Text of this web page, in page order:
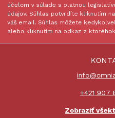
účelom v súlade s platnou
údajov. Súhlas potvrdíte kliknutím
váš email. Súhlas môžete
alebo kliknutím na odkaz z
+421 907
Zobraziť